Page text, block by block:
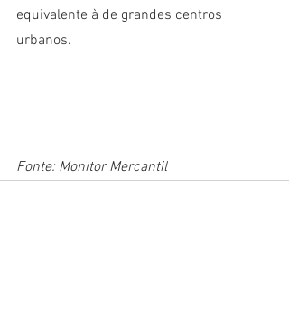
equivalente à de grandes centros
urbanos.
Fonte: Monitor Mercantil